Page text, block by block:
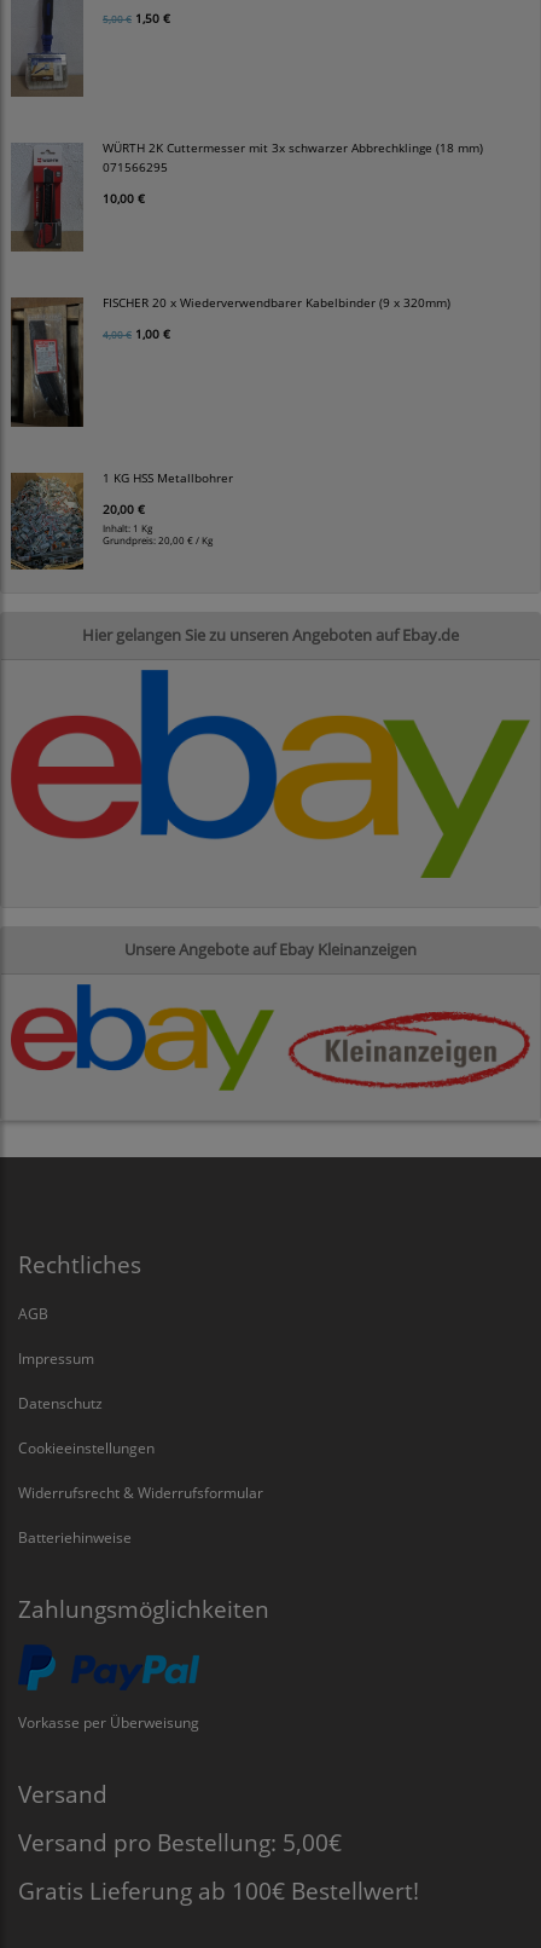
5,00 € 1,50 €
WÜRTH 2K Cuttermesser mit 3x schwarzer Abbrechklinge (18 mm)
071566295
10,00 €
FISCHER 20 x Wiederverwendbarer Kabelbinder (9 x 320mm)
4,00 € 1,00 €
1 KG HSS Metallbohrer
20,00 €
Inhalt: 1 Kg
Grundpreis:20,00 € / Kg
Hier gelangen Sie zu unseren Angeboten auf Ebay.de
Unsere Angebote auf Ebay Kleinanzeigen
Rechtliches
AGB
Impressum
Datenschutz
Cookieeinstellungen
Widerrufsrecht & Widerrufsformular
Batteriehinweise
Zahlungsmöglichkeiten
Vorkasse per Überweisung
Versand
Versand pro Bestellung: 5,00€
Gratis Lieferung ab 100€ Bestellwert!